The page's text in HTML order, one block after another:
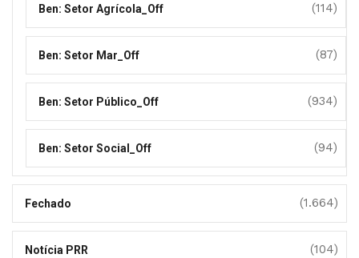
Ben: Setor Agrícola_Off (114)
Ben: Setor Mar_Off (87)
Ben: Setor Público_Off (934)
Ben: Setor Social_Off (94)
Fechado (1.664)
Notícia PRR (104)